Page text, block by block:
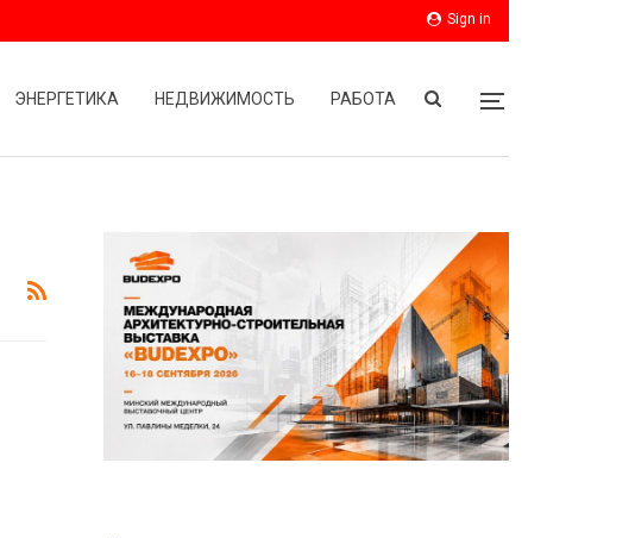
Sign in
ЭНЕРГЕТИКА НЕДВИЖИМОСТЬ РАБОТА